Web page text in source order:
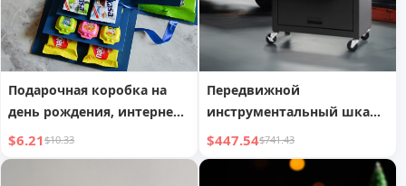
Подарочная коробка на
день рождения, интернет-
знаменитость, сюрприз,
взрыв-коробка, упаковка
$6.21$10.33
Передвижной
инструментальный шкаф
с 4 ящиками
$447.54$741.43